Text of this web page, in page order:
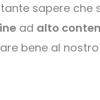
sapere che
ad alto
bene al nostro